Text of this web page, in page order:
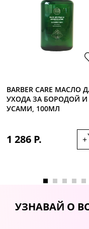
BARBER CARE МАСЛО
УХОДА ЗА БОРОДОЙ И
УСАМИ, 100МЛ
1 286 Р. +
УЗНАВАЙ О